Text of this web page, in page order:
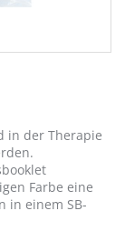
in der Therapie
Farbe eine
in einem SB-